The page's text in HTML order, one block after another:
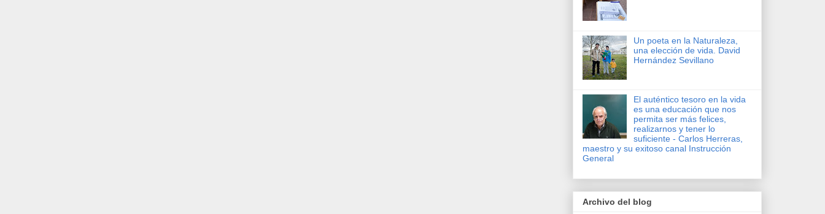
Un poeta en la Naturaleza,
una elección de vida. David
Hernández Sevillano
El auténtico tesoro en la vida
es una educación que nos
permita ser más felices,
realizarnos y tener lo
suficiente - Carlos Herreras,
maestro y su exitoso canal Instrucción
General
Archivo del blog